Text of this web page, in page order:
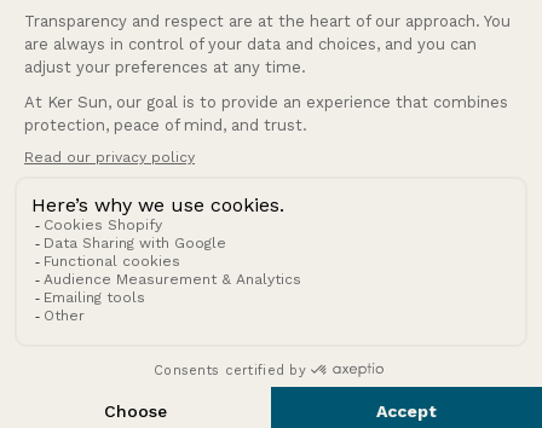
© 2026 Ker Sun.
Politique de remboursement Politique de confidentialité
Politique d’expédition
Pays/région
Suisse (CHF CHF)